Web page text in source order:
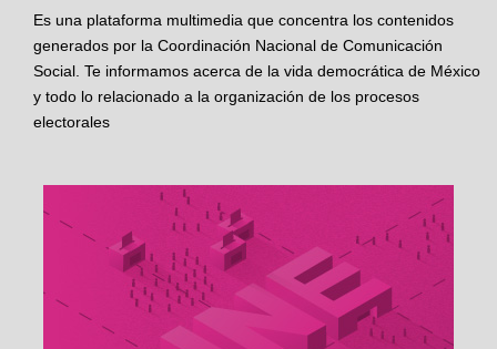
Es una plataforma multimedia que concentra los contenidos
generados por la Coordinación Nacional de Comunicación
Social. Te informamos acerca de la vida democrática de México
y todo lo relacionado a la organización de los procesos
electorales